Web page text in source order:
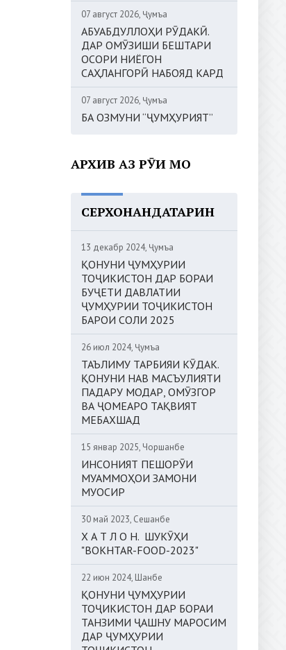
07 август 2026, Ҷумъа
АБУАБДУЛЛОҲИ РӮДАКӢ.
ДАР ОМӮЗИШИ БЕШТАРИ
ОСОРИ НИЁГОН
САҲЛАНГОРӢ НАБОЯД КАРД
07 август 2026, Ҷумъа
БА ОЗМУНИ “ҶУМҲУРИЯТ”
АРХИВ АЗ РӮИ МОҲ
СЕРХОНАНДАТАРИН
13 декабр 2024, Ҷумъа
ҚОНУНИ ҶУМҲУРИИ
ТОҶИКИСТОН ДАР БОРАИ
БУҶЕТИ ДАВЛАТИИ
ҶУМҲУРИИ ТОҶИКИСТОН
БАРОИ СОЛИ 2025
26 июл 2024, Ҷумъа
ТАЪЛИМУ ТАРБИЯИ КӮДАК.
ҚОНУНИ НАВ МАСЪУЛИЯТИ
ПАДАРУ МОДАР, ОМӮЗГОР
ВА ҶОМЕАРО ТАҚВИЯТ
МЕБАХШАД
15 январ 2025, Чоршанбе
ИНСОНИЯТ ПЕШОРӮИ
МУАММОҲОИ ЗАМОНИ
МУОСИР
30 май 2023, Сешанбе
Х А Т Л О Н. ШУКӮҲИ
"BOKHTAR-FOOD-2023"
22 июн 2024, Шанбе
ҚОНУНИ ҶУМҲУРИИ
ТОҶИКИСТОН ДАР БОРАИ
ТАНЗИМИ ҶАШНУ МАРОСИМ
ДАР ҶУМҲУРИИ